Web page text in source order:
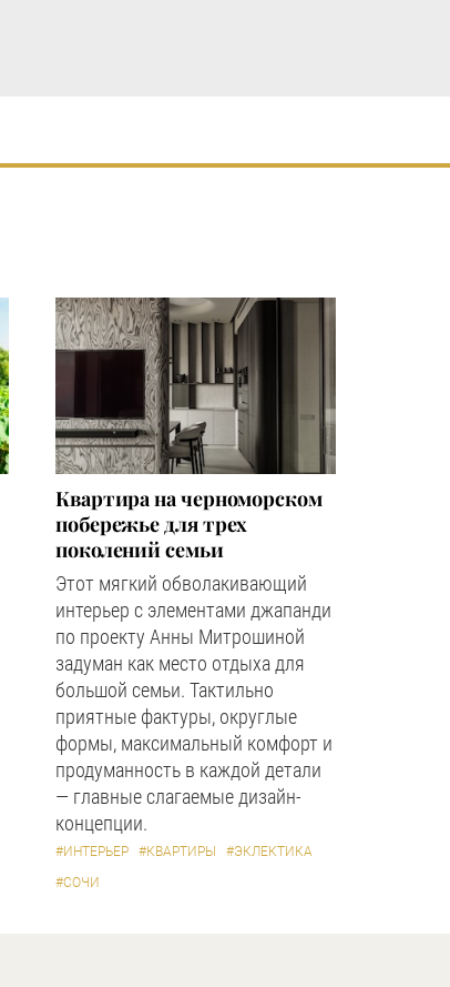
Квартира на черноморском
побережье для трех
поколений семьи
Этот мягкий обволакивающий
интерьер с элементами джапанди
по проекту Анны Митрошиной
задуман как место отдыха для
большой семьи. Тактильно
приятные фактуры, округлые
формы, максимальный комфорт и
продуманность в каждой детали
— главные слагаемые дизайн-
концепции.
#ИНТЕРЬЕР #КВАРТИРЫ
#ЭКЛЕКТИКА
#СОЧИ